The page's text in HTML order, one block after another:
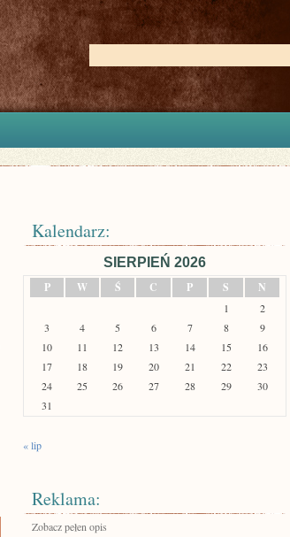
Kalendarz:
SIERPIEŃ 2026
P
W Ś C P S N
1
2
3
4 5 6 7 8
9
10
11 12 13 14 15
16
17
18 19 20 21 22
23
24
25 26 27 28 29
30
31
« lip
Reklama:
Zobacz pełen opis